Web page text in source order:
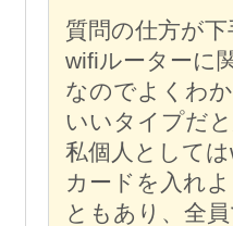
質問の仕方が
wifiルーターに
なのでよくわ
いいタイプだ
私個人として
カードを入れ
ともあり、全